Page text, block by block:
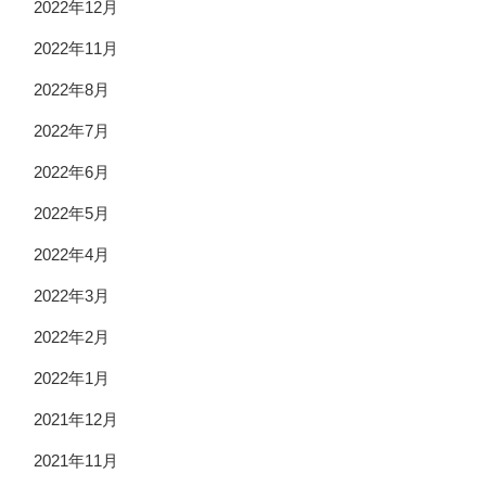
2022年12月
2022年11月
2022年8月
2022年7月
2022年6月
2022年5月
2022年4月
2022年3月
2022年2月
2022年1月
2021年12月
2021年11月